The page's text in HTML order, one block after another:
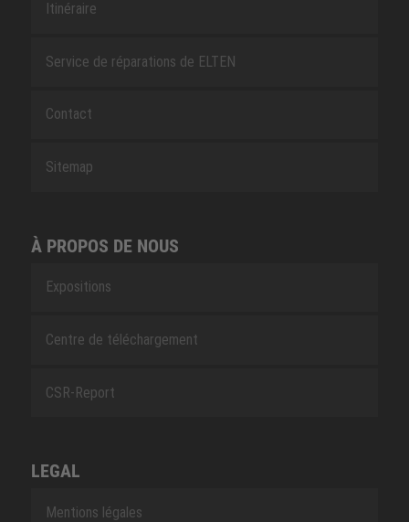
Itinéraire
Service de réparations de ELTEN
Contact
Sitemap
À PROPOS DE NOUS
Expositions
Centre de téléchargement
CSR-Report
LEGAL
Mentions légales